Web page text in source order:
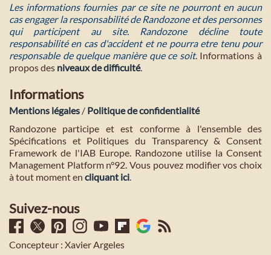
Les informations fournies par ce site ne pourront en aucun
cas engager la responsabilité de Randozone et des personnes
qui participent au site. Randozone décline toute
responsabilité en cas d'accident et ne pourra etre tenu pour
responsable de quelque manière que ce soit. Informations à
propos des niveaux de difficulté.
Informations
Mentions légales / Politique de confidentialité
Randozone participe et est conforme à l'ensemble des
Spécifications et Politiques du Transparency & Consent
Framework de l'IAB Europe. Randozone utilise la Consent
Management Platform n°92. Vous pouvez modifier vos choix
à tout moment en cliquant ici
Suivez-nous
Concepteur : Xavier Argeles